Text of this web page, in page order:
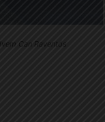
Can Raventós